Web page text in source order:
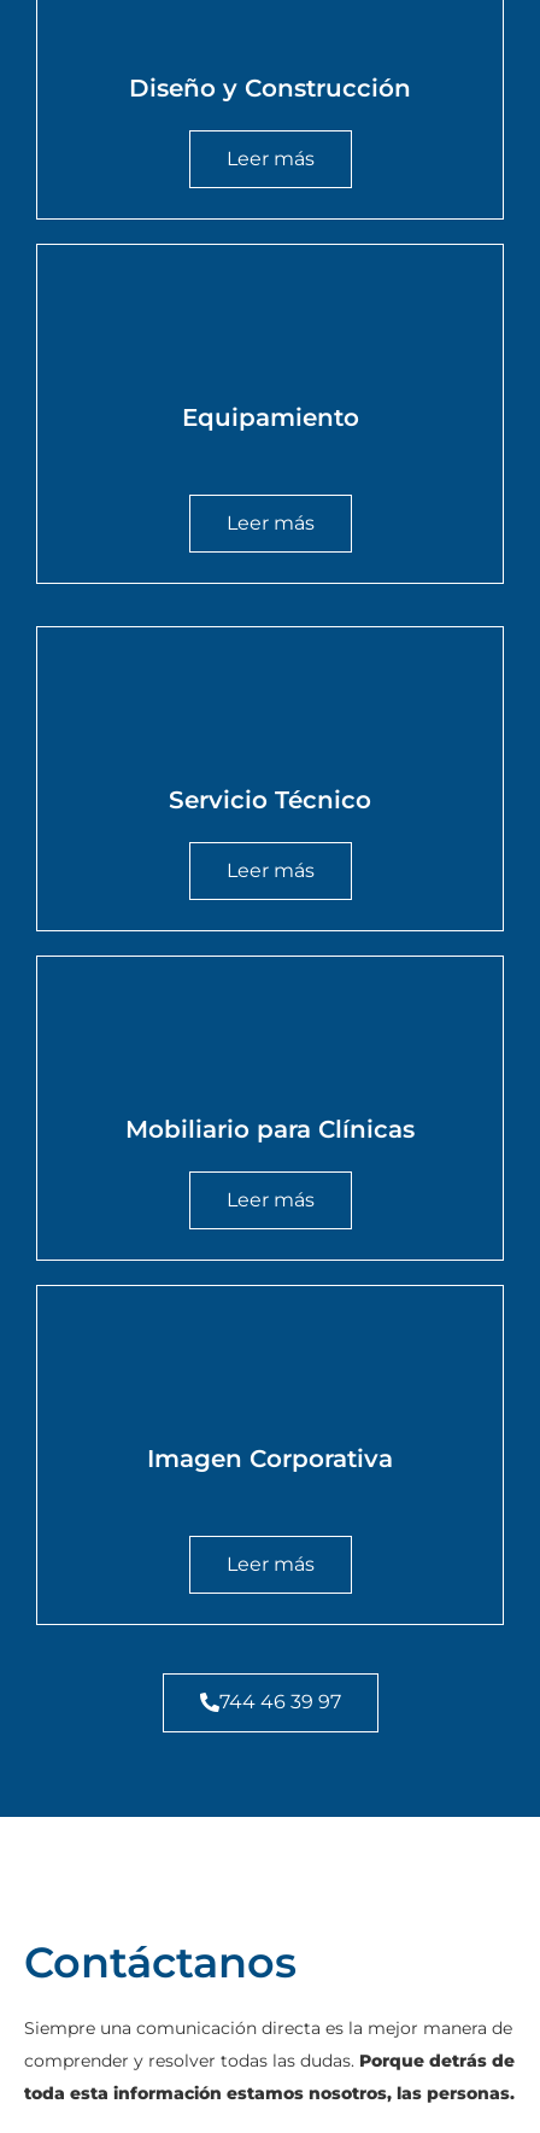
Diseño y Construcción
Leer más
Equipamiento
Leer más
Servicio Técnico
Leer más
Mobiliario para Clínicas
Leer más
Imagen Corporativa
Leer más
744 46 39 97
Contáctanos
Siempre una comunicación directa es la mejor manera de
comprender y resolver todas las dudas. Porque detrás de
toda esta información estamos nosotros, las personas.